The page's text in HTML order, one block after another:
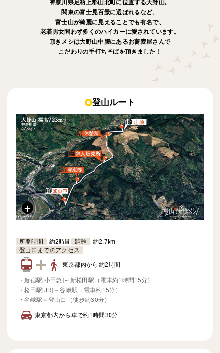
神奈川県足柄上郡山北町に位置する大野山。
関東の富士見百景に選ばれるなど、
富士山が綺麗に見えることでも有名で、
老若男女問わず多くのハイカーに愛されています。
頂きメシは大野山中腹にあるお蕎麦屋さんで
こだわりの手打ちそばを頂きました！
登山ルート
所要時間 約2時間 距離
約2.7km
登山口までのアクセス
東京都内から約2時間
・ 新宿駅[小田急]～新松田駅（電車約1時間15分）
・松田駅[JR]～谷峨駅（電車約15分）
・谷峨駅～登山口（徒歩約30分）
東京都内から車で約1時間30分